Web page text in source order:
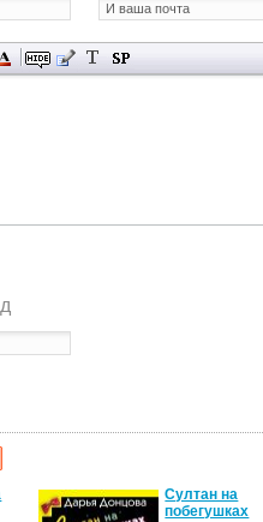
Султан на
побегушках